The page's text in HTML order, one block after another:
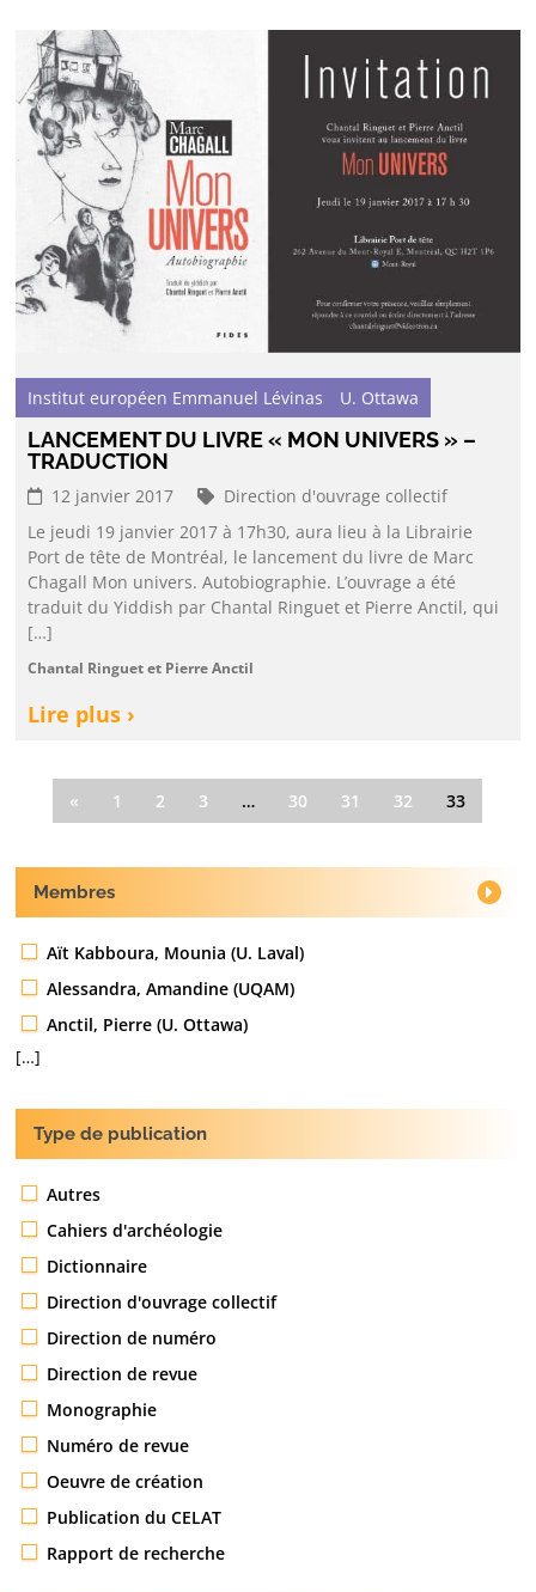
Institut européen Emmanuel Lévinas U. Ottawa
LANCEMENT DU LIVRE « MON UNIVERS » –
TRADUCTION
12 janvier 2017
Direction d'ouvrage collectif
Le jeudi 19 janvier 2017 à 17h30, aura lieu à la Librairie
Port de tête de Montréal, le lancement du livre de Marc
Chagall Mon univers. Autobiographie. L’ouvrage a été
traduit du Yiddish par Chantal Ringuet et Pierre Anctil, qui
[…]
Chantal Ringuet et Pierre Anctil
Lire plus ›
« 1 2 3 … 30 31 32 33
Membres
Aït Kabboura, Mounia (U. Laval)
Alessandra, Amandine (UQAM)
Anctil, Pierre (U. Ottawa)
[…]
Type de publication
Autres
Cahiers d'archéologie
Dictionnaire
Direction d'ouvrage collectif
Direction de numéro
Direction de revue
Monographie
Numéro de revue
Oeuvre de création
Publication du CELAT
Rapport de recherche